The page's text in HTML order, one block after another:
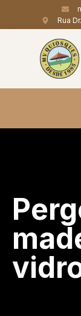
Rua